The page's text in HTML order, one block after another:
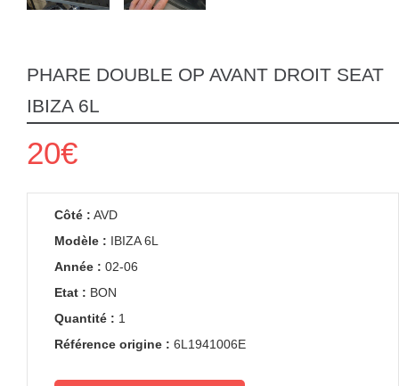
PHARE DOUBLE OP AVANT DROIT SEAT
IBIZA 6L
20€
Côté : AVD
Modèle : IBIZA 6L
Année : 02-06
Etat : BON
Quantité : 1
Référence origine : 6L1941006E